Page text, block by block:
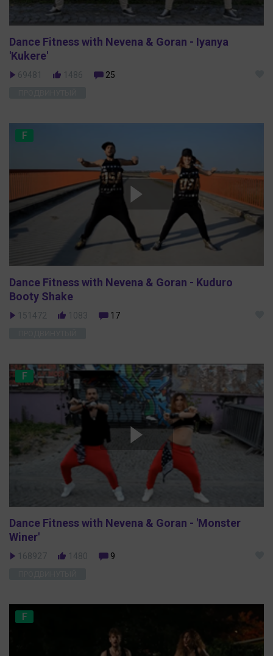
Dance Fitness with Nevena & Goran - Iyanya
'Kukere'
69481 1486 25
F
Dance Fitness with Nevena & Goran - Kuduro
Booty Shake
151472 1083 17
F
Dance Fitness with Nevena & Goran - 'Monster
Winer'
168927 1480 9
F